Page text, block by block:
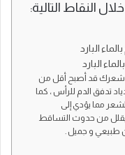
النقاط التالية:
البارد
البارد
شعرك قد أصبح أقل من
تدفق الدم للرأس ، كما
مما يؤدي إلى
من حدوث التساقط
طبيعي و جميل .